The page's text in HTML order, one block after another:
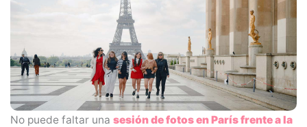
No puede faltar una sesión de fotos en París frente a la